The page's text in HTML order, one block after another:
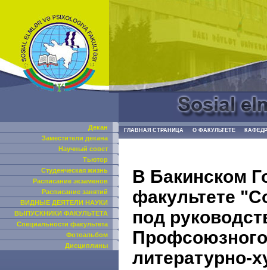
Декан
Заместители декана
Научный совет
Тьютор
Студенческая жизнь
Расписание экзаменов
Расписание занятий
ВИДНЫЕ ДЕЯТЕЛИ НАУКИ
ВЫПУСКНИКИ ФАКУЛЬТЕТА
Специальности факультета
Фотоальбом
Дисциплины
ГЛАВНАЯ СТРАНИЦА О ФАКУЛЬТЕТЕ
B Бакинском
факультете
под
литературно-